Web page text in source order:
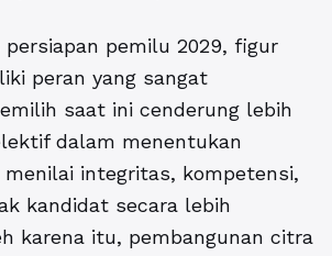
pemilu 2029, figur
peran yang sangat
saat ini cenderung lebih
dalam menentukan
menilai integritas, kompetensi,
kandidat secara lebih
karena itu, pembangunan citra